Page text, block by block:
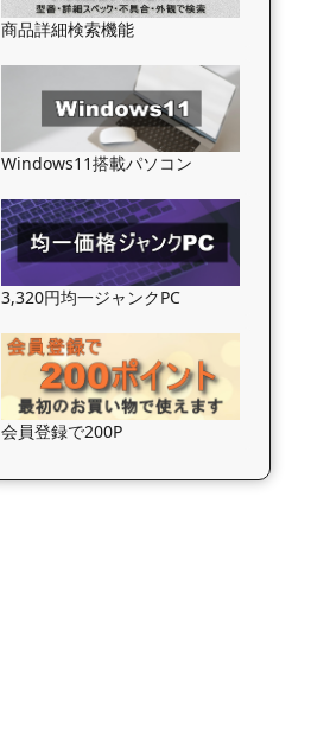
商品詳細検索機能
Windows11搭載パソコン
3,320円均一ジャンクPC
会員登録で200P